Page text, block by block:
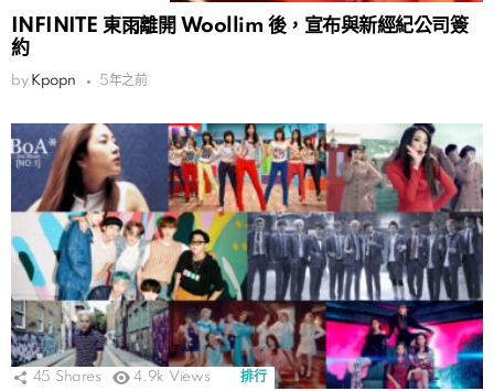
INFINITE 東雨離開 Woollim 後，宣布與新經紀公司簽
約
by Kpopn 5年之前
45 Shares 4.9k Views 排行